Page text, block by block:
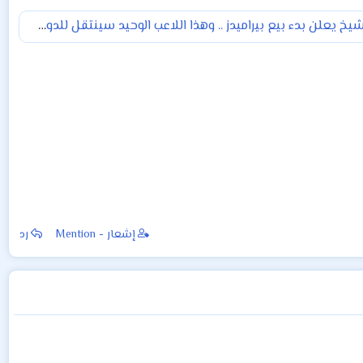
تركي آل الشيخ يعلن بدء بيع بيراميدز .. وهذا اللاعب الوحيد سينتقل للدوري السعودي
إشعار - Mention رد